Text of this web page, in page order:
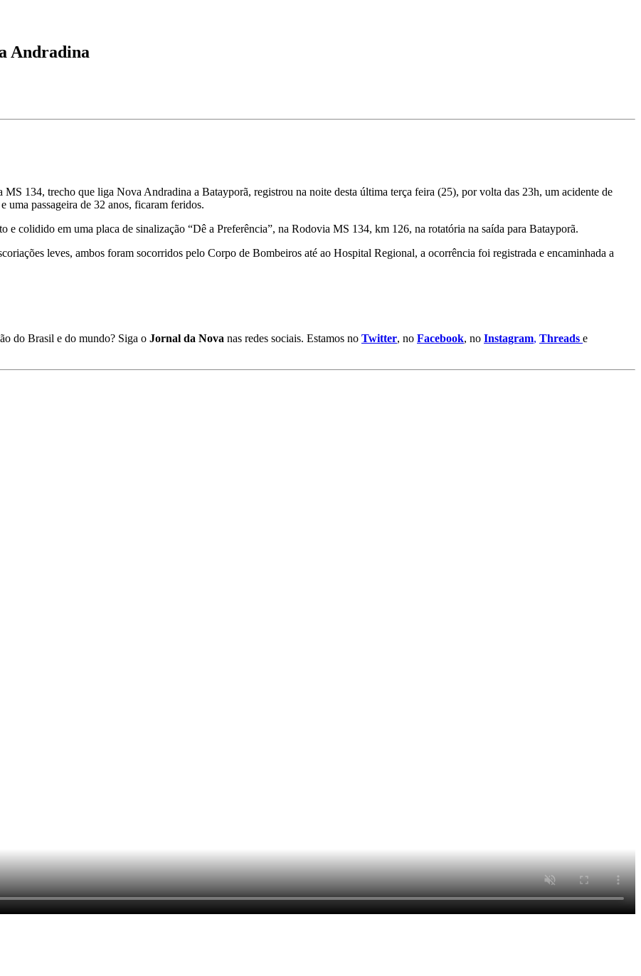
Andradina
134, trecho que liga Nova Andradina a Batayporã, registrou na noite desta última terça feira (25), por volta das 23h, um acidente de
passageira de 32 anos, ficaram feridos.
colidido em uma placa de sinalização “Dê a Preferência”, na Rodovia MS 134, km 126, na rotatória na saída para Batayporã.
leves, ambos foram socorridos pelo Corpo de Bombeiros até ao Hospital Regional, a ocorrência foi registrada e encaminhada a
do Brasil e do mundo? Siga o Jornal da Nova nas redes sociais. Estamos no Twitter, no Facebook, no Instagram, Threads e